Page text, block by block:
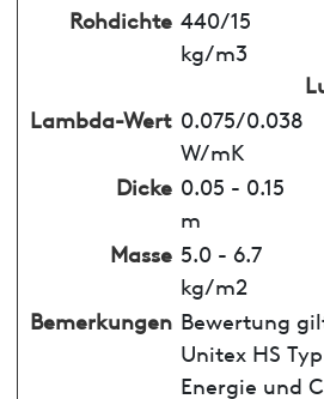
Rohdichte 440/15
kg/m3
Lambda-Wert 0.075/0.038
W/mK
Dicke 0.05 - 0.15
m
Masse 5.0 - 6.7
kg/m2
Bemerkungen Bewertung
Unitex HS
Energie und